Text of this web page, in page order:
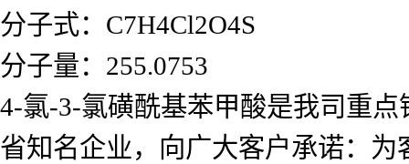
分子式：C7H4Cl2O4S
分子量：255.0753
4-氯-3-氯磺酰基苯甲酸是我司重
省知名企业，向广大客户承诺：